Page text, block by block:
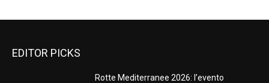
EDITOR PICKS
Rotte Mediterranee 2026: l’evento